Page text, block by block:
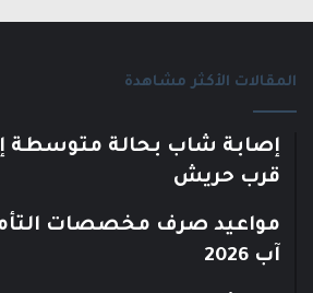
المقالات الأكثر مشاهدة
إصابة شاب بحالة متوسطة
قرب حريش
مواعيد صرف مخصصات
آب 2026